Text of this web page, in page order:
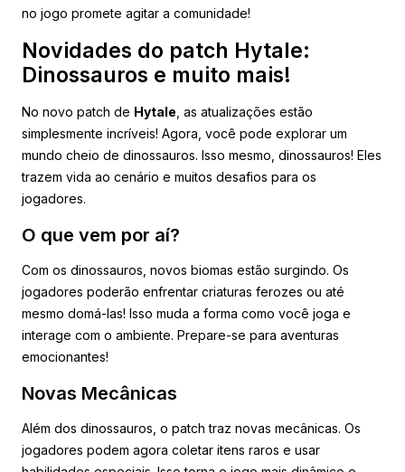
no jogo promete agitar a comunidade!
Novidades do patch Hytale:
Dinossauros e muito mais!
No novo patch de Hytale , as atualizações estão
simplesmente incríveis! Agora, você pode explorar um
mundo cheio de dinossauros. Isso mesmo, dinossauros! Eles
trazem vida ao cenário e muitos desafios para os
jogadores.
O que vem por aí?
Com os dinossauros, novos biomas estão surgindo. Os
jogadores poderão enfrentar criaturas ferozes ou até
mesmo domá-las! Isso muda a forma como você joga e
interage com o ambiente. Prepare-se para aventuras
emocionantes!
Novas Mecânicas
Além dos dinossauros, o patch traz novas mecânicas. Os
jogadores podem agora coletar itens raros e usar